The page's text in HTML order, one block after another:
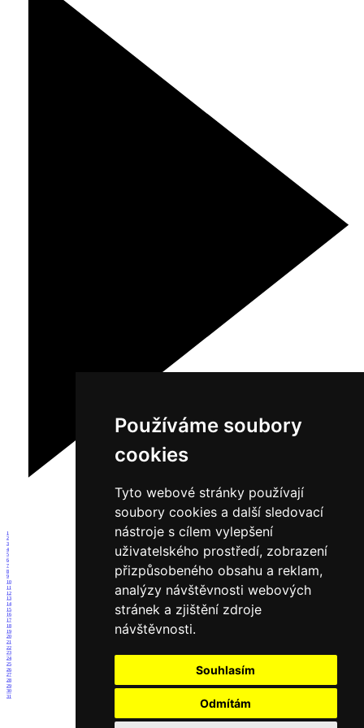
Používáme soubory
cookies
Tyto webové stránky používají
soubory cookies a další sledovací
nástroje s cílem vylepšení
uživatelského prostředí, zobrazení
přizpůsobeného obsahu a reklam,
analýzy návštěvnosti webových
stránek a zjištění zdroje
návštěvnosti.
Souhlasím
Odmítám
1
2
3
4
5
6
7
8
9
10
11
12
13
14
15
16
17
18
19
20
21
22
23
24
25
26
27
28
29
30
31